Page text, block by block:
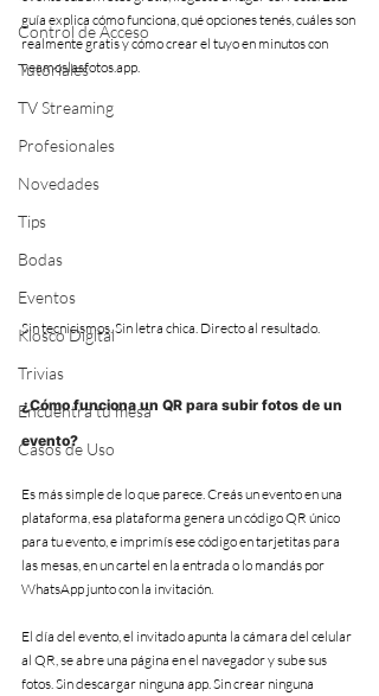
Control de Acceso
Tutoriales
TV Streaming
Profesionales
Novedades
Tips
Bodas
Eventos
Kiosco Digital
Trivias
Encuentra tu mesa
Casos de Uso
guía explica cómo funciona, qué opciones tenés, cuáles son
realmente gratis y cómo crear el tuyo en minutos con
veamoslasfotos.app.
Sin tecnicismos. Sin letra chica. Directo al resultado.
¿Cómo funciona un QR para subir fotos de un
evento?
Es más simple de lo que parece. Creás un evento en una
plataforma, esa plataforma genera un código QR único
para tu evento, e imprimís ese código en tarjetitas para
las mesas, en un cartel en la entrada o lo mandás por
WhatsApp junto con la invitación.
El día del evento, el invitado apunta la cámara del celular
al QR, se abre una página en el navegador y sube sus
fotos. Sin descargar ninguna app. Sin crear ninguna